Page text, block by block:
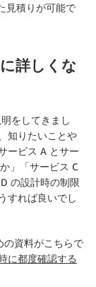
見積りが可能で
詳しくな
をしてきまし
知りたいことや
ービス A とサー
」「サービス C
の設計時の制限
すれば良いでし
の資料がこちらで
に都度確認する